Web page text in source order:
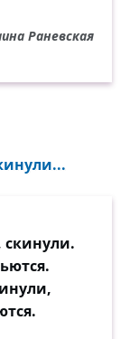
Раневская
скинули.